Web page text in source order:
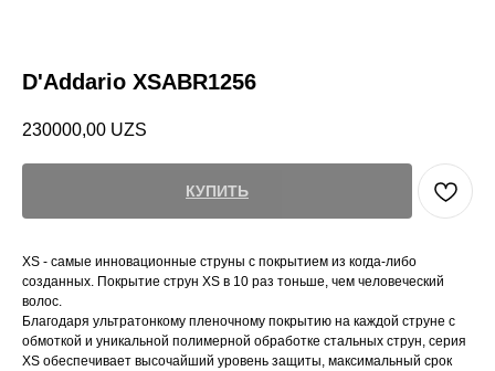
D'Addario XSABR1256
230000,00 UZS
КУПИТЬ
XS - самые инновационные струны с покрытием из когда-либо
созданных. Покрытие струн XS в 10 раз тоньше, чем человеческий
волос.
Благодаря ультратонкому пленочному покрытию на каждой струне с
обмоткой и уникальной полимерной обработке стальных струн, серия
XS обеспечивает высочайший уровень защиты, максимальный срок